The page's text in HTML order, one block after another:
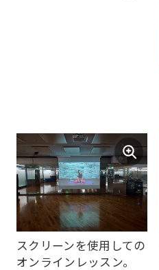
エアロビクススタジオ